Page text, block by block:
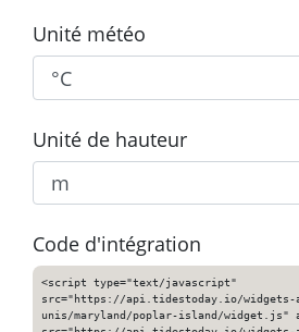
Unité météo
Unité de hauteur
Code d'intégration
<script type="text/javascript"
src="https://api.tidestoday.io/
unis/maryland/poplar-island/widget.js"